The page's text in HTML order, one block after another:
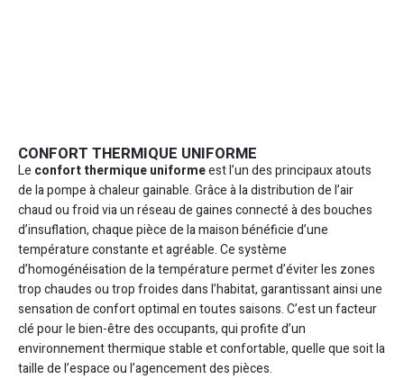
CONFORT THERMIQUE UNIFORME
Le confort thermique uniformeest l’un des principaux atouts
de la pompe à chaleur gainable. Grâce à la distribution de l’air
chaud ou froid via un réseau de gaines connecté à des bouches
d’insuflation, chaque pièce de la maison bénéficie d’une
température constante et agréable. Ce système
d’homogénéisation de la température permet d’éviter les zones
trop chaudes ou trop froides dans l’habitat, garantissant ainsi une
sensation de confort optimal en toutes saisons. C’est un facteur
clé pour le bien-être des occupants, qui profite d’un
environnement thermique stable et confortable, quelle que soit la
taille de l’espace ou l’agencement des pièces.